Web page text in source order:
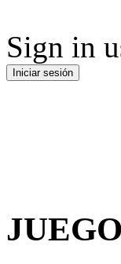
Sign in